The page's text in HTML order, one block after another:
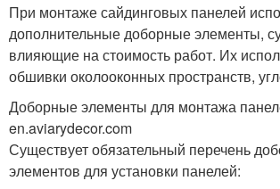
При монтаже сайдинговых панелей
дополнительные доборные элементы,
влияющие на стоимость работ. Их
обшивки околооконных пространств,
Доборные элементы для монтажа
en.aviarydecor.com
Существует обязательный перечень
элементов для установки панелей: